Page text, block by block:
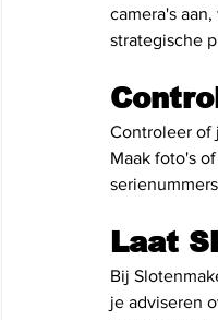
camera's
strategische
Controleer of
Maak foto's
Laat
Bij
je adviseren